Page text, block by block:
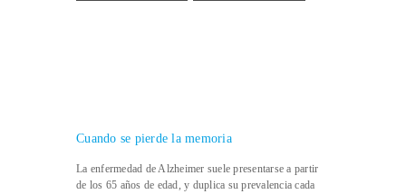
Cuando se pierde la memoria
La enfermedad de Alzheimer suele presentarse a partir
de los 65 años de edad, y duplica su prevalencia cada